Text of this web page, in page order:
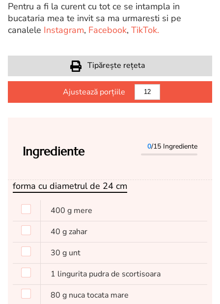
Pentru a fi la curent cu tot ce se intampla in
bucataria mea te invit sa ma urmaresti si pe
canalele Instagram, Facebook, TikTok.
Tipărește rețeta
Ajustează porțiile
Ingrediente 0/15 Ingrediente
forma cu diametrul de 24 cm
400 g mere
40 gzahar
30 g unt
1 lingurita pudra de scortisoara
80 g nuca tocata mare